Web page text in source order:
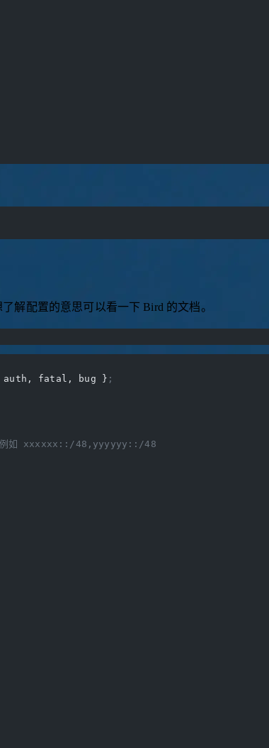
解配置的意思可以看一下 Bird 的文档。
auth, fatal, bug } ;
例如 xxxxxx::/48,yyyyyy::/48